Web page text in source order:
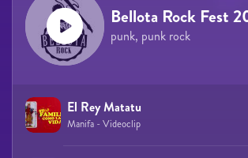
Bellota Rock Fest
punk, punk rock
El Rey Matatu
Manifa - Videoclip